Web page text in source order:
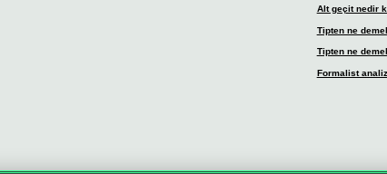
Alt geçit nedir
Tipten ne
Tipten ne
Formalist